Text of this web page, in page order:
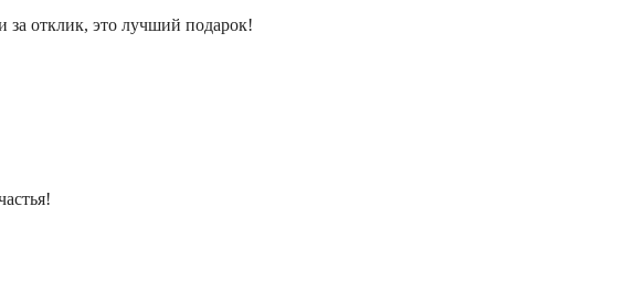
за отклик, это лучший подарок!